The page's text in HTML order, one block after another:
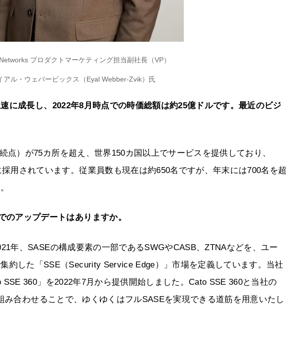
プロダクトマーケティング担当副社長（VP）
アル・ウェバービックス（Eyal Webber-Zvik）氏
成長し、2022年8月時点での時価総額は約25億ドルです。最近のビジ
点）が75カ所を超え、世界150カ国以上でサービスを提供しており、
用されています。従業員数も現在は約650名ですが、年末には700名を超
アップデートはありますか。
年、SASEの構成要素の一部であるSWGやCASB、ZTNAなどを、ユー
約した「SSE（Security Service Edge）」市場を定義しています。当社
360」を2022年7月から提供開始しました。Cato SSE 360と当社の
合わせることで、ゆくゆくはフルSASEを実現できる道筋を用意いたし